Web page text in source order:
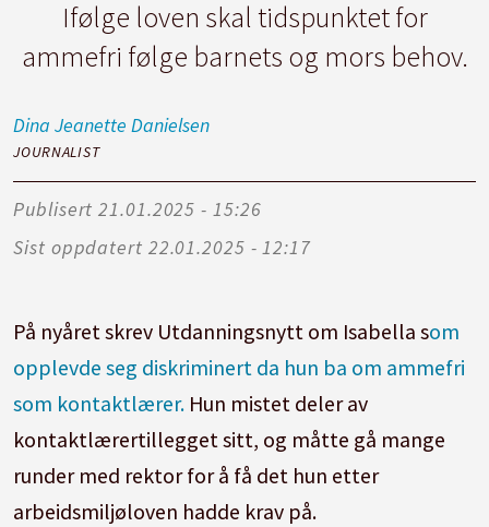
Ifølge loven skal tidspunktet for
ammefri følge barnets og mors behov.
Dina Jeanette Danielsen
JOURNALIST
Publisert
21.01.2025 - 15:26
Sist oppdatert
22.01.2025 - 12:17
På nyåret skrev Utdanningsnytt om Isabella som
opplevde seg diskriminert da hun ba om ammefri
som kontaktlærer. Hun mistet deler av
kontaktlærertillegget sitt, og måtte gå mange
runder med rektor for å få det hun etter
arbeidsmiljøloven hadde krav på.